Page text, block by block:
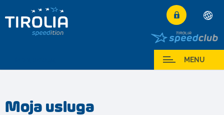
Deutsch
English
Français
MENU
Moja usluga